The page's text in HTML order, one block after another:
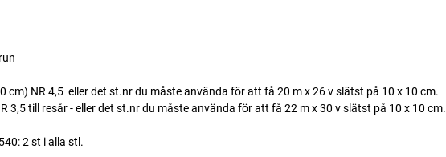
NR 4,5  eller det st.nr du måste använda för att få 20 m x 26 v slätst på 10 x 10 cm.
3,5 till resår - eller det st.nr du måste använda för att få 22 m x 30 v slätst på 10 x 10 cm.
2 st i alla stl.